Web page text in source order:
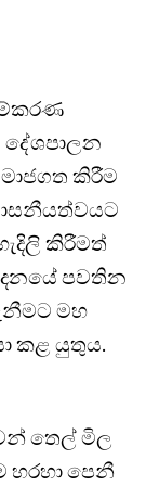
දේශපාලන
කිරීම
කිරීමත්
පවතින
මහ
කළ යුතුය.
තෙල් මිල
හරහා පෙනී